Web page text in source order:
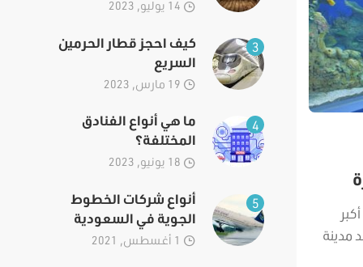
مدينة
3
كيف احجز قطار الحرمين
السريع
4
ما هي أنواع الفنادق
المختلفة؟
5
أنواع شركات الخطوط
الجوية في السعودية